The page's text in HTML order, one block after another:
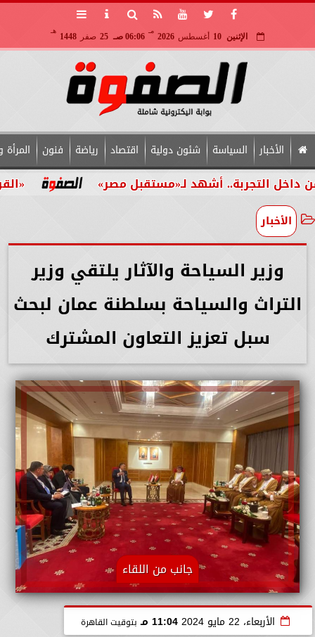
الإثنين 10 أغسطس 2026
مـ
06:06 صـ 25 صفر 1448
هـ
الأخبار السياسة شئون دولية اقتصاد رياضة فنون
«القومي أشهد لـ«مستقبل مصر»
الأخبار
وزير السياحة والآثار يلتقي وزير
التراث والسياحة بسلطنة عمان لبحث
سبل تعزيز التعاون المشترك
جانب من اللقاء
الأربعاء، 22 مايو 2024 11:04 مـ بتوقيت القاهرة